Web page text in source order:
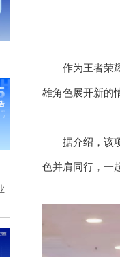
作为王者荣
雄角色展开新的
据介绍，该
色并肩同行，一